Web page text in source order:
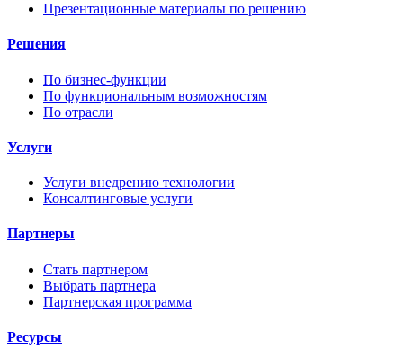
Презентационные материалы по решению
Решения
По бизнес-функции
По функциональным возможностям
По отрасли
Услуги
Услуги внедрению технологии
Консалтинговые услуги
Партнеры
Стать партнером
Выбрать партнера
Партнерская программа
Ресурсы